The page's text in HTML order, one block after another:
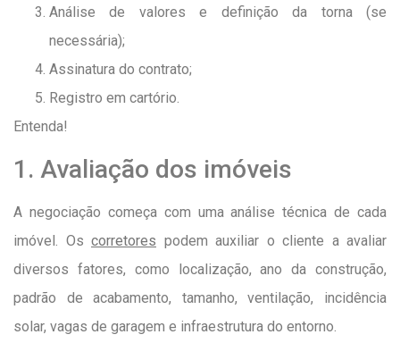
Análise de valores e definição da torna (se
necessária);
Assinatura do contrato;
Registro em cartório.
Entenda!
1. Avaliação dos imóveis
A negociação começa com uma análise técnica de cada
imóvel. Os corretores podem auxiliar o cliente a avaliar
diversos fatores, como localização, ano da construção,
padrão de acabamento, tamanho, ventilação, incidência
solar, vagas de garagem e infraestrutura do entorno.